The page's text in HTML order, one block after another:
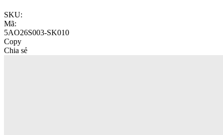
SKU:
Mã:
5AO26S003-SK010
Copy
Chia sẻ